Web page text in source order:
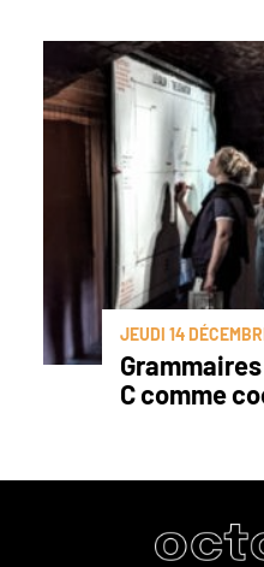
JEUDI 14
C comme